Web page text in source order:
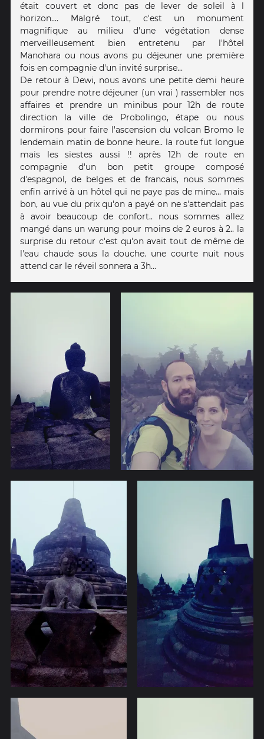
était couvert et donc pas de lever de soleil à l
horizon.... Malgré tout, c'est un monument
magnifique au milieu d'une végétation dense
merveilleusement bien entretenu par l'hôtel
Manohara ou nous avons pu déjeuner une première
fois en compagnie d'un invité surprise...
De retour à Dewi, nous avons une petite demi heure
pour prendre notre déjeuner (un vrai ) rassembler nos
affaires et prendre un minibus pour 12h de route
direction la ville de Probolingo, étape ou nous
dormirons pour faire l'ascension du volcan Bromo le
lendemain matin de bonne heure.. la route fut longue
mais les siestes aussi !! après 12h de route en
compagnie d'un bon petit groupe composé
d'espagnol, de belges et de francais, nous sommes
enfin arrivé à un hôtel qui ne paye pas de mine... mais
bon, au vue du prix qu'on a payé on ne s'attendait pas
à avoir beaucoup de confort.. nous sommes allez
mangé dans un warung pour moins de 2 euros à 2.. la
surprise du retour c'est qu'on avait tout de même de
l'eau chaude sous la douche. une courte nuit nous
attend car le réveil sonnera a 3h...